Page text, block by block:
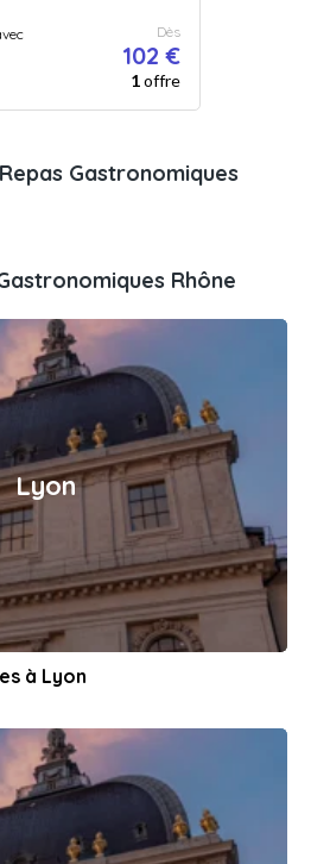
Dès
102 €
1offre
Gastronomiques
Rhône
Lyon
à Lyon